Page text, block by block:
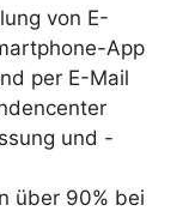
von E-
App
per E-Mail
und -
über 90% bei